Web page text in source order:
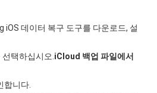
iOS 데이터 복구 도구를 다운로드, 설
택하십시오. iCloud 백업 파일에서
합니다.